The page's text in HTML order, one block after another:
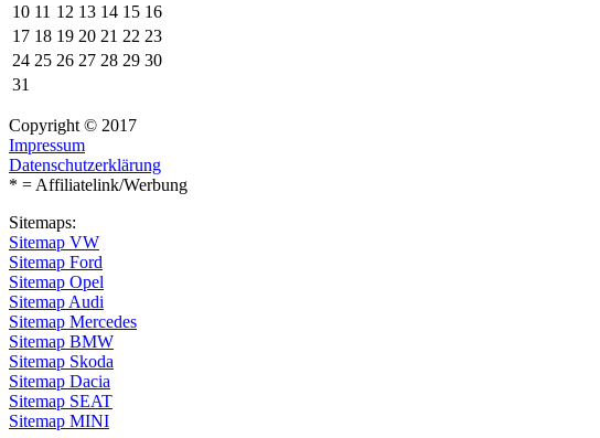
10 11 12 13 14 15 16
17 18 19 20 21 22 23
24 25 26 27 28 29 30
31
Copyright © 2017
Impressum
Datenschutzerklärung
* = Affiliatelink/Werbung
Sitemaps:
Sitemap VW
Sitemap Ford
Sitemap Opel
Sitemap Audi
Sitemap Mercedes
Sitemap BMW
Sitemap Skoda
Sitemap Dacia
Sitemap SEAT
Sitemap MINI